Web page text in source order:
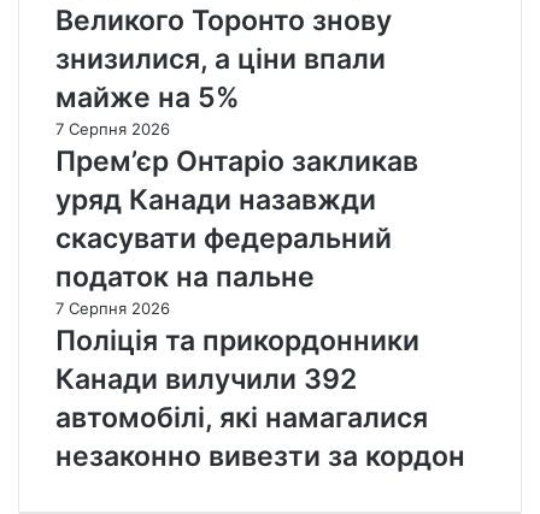
Великого Торонто знову
знизилися, а ціни впали
майже на 5%
7 Серпня 2026
Прем’єр Онтаріо закликав
уряд Канади назавжди
скасувати федеральний
податок на пальне
7 Серпня 2026
Поліція та прикордонники
Канади вилучили 392
автомобілі, які намагалися
незаконно вивезти за кордон